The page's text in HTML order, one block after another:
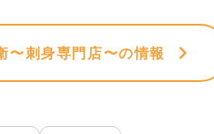
〜刺身専門店〜の情報